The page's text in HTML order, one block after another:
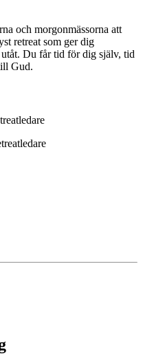
och morgonmässorna att
retreat som ger dig
Du får tid för dig själv, tid
Gud.